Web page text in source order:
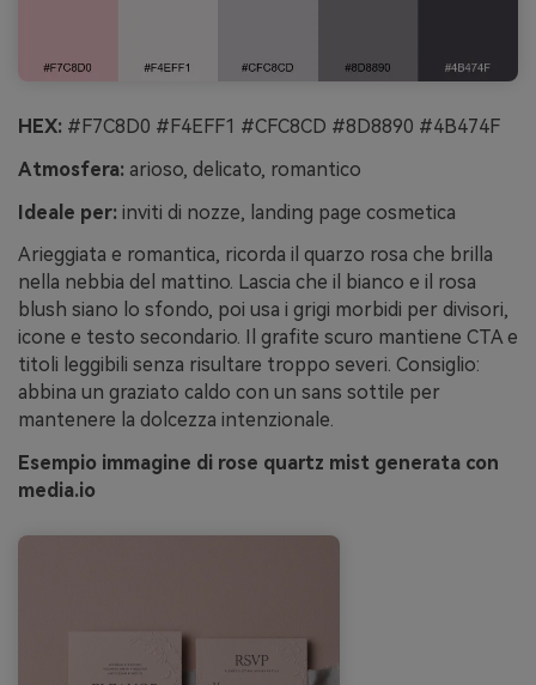
HEX: #F7C8D0 #F4EFF1 #CFC8CD #8D8890 #4B474F
Atmosfera: arioso, delicato, romantico
Ideale per: inviti di nozze, landing page cosmetica
Arieggiata e romantica, ricorda il quarzo rosa che brilla
nella nebbia del mattino. Lascia che il bianco e il rosa
blush siano lo sfondo, poi usa i grigi morbidi per divisori,
icone e testo secondario. Il grafite scuro mantiene CTA e
titoli leggibili senza risultare troppo severi. Consiglio:
abbina un graziato caldo con un sans sottile per
mantenere la dolcezza intenzionale.
Esempio immagine di rose quartz mist generata con
media.io